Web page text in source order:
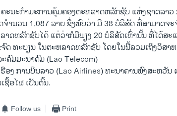
ະນະກຳມະການຄຸ້ມຄອງຕະຫລາດຫລັກຊັບ ແຫ່ງຊາດລາວ
ຳນວນ 1,087 ລາຍ ຊຶ່ງພົບວ່າ ມີ 38 ບໍລິສັດ ທີ່ສາມາດຈ
າດຫລັກຊັບໄດ້ ແຕ່ວ່າກໍມີພຽງ 20 ບໍລິສັດເທົ່ານັ້ນ ທີ່ໄດ້ສະ
ດ ທະບຽນ ໃນຕະຫລາດຫລັກຊັບ ໂດຍໃນນີ້ລວມເຖິງວິສ
ຄົມມະນາຄົມ (Lao Telecom)
ອງ ການບິນລາວ (Lao Airlines) ທະນາຄານພົງສະຫວັນ
ຊື້ອໄຟ ເປັນຕົ້ນ.
Follow us Print